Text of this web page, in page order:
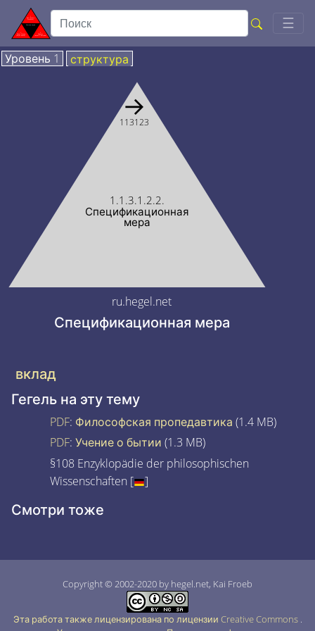
☰
Уровень 1 структура
1.1.3.1.2.2.
Спецификационная
мера
→
113123
ru.hegel.net
Спецификационная мера
вклад
Гегель на эту тему
PDF: Философская пропедавтика (1.4 MB)
PDF: Учение о бытии (1.3 MB)
§108 Enzyklopädie der philosophischen
Wissenschaften [
]
Смотри тоже
Copyright © 2002-2020 by hegel.net, Kai Froeb
Эта работа также лицензирована по лицензии Creative Commons .